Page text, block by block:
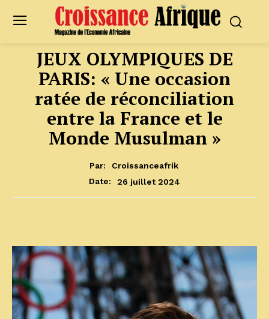
JEUX OLYMPIQUES DE
PARIS: « Une occasion
ratée de réconciliation
entre la France et le
Monde Musulman »
Par:
Croissanceafrik
Date:
26 juillet 2024